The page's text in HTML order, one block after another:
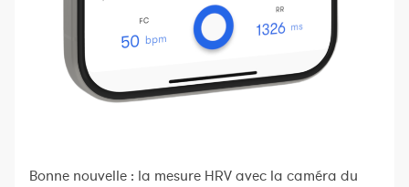
Bonne nouvelle : la mesure HRV avec la caméra du